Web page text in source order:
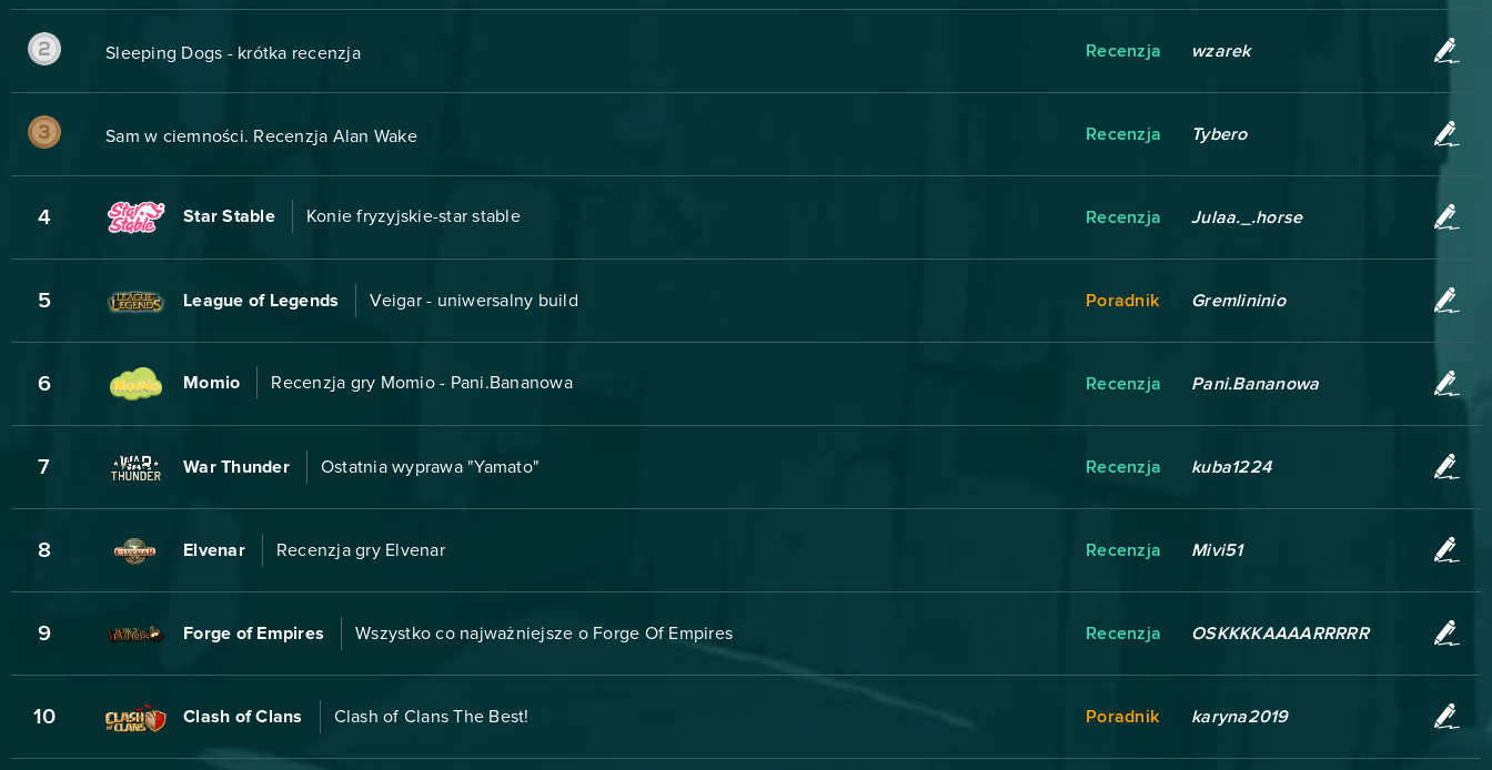
Sleeping Dogs - krótka recenzja Recenzja wzarek
Sam w ciemności. Recenzja Alan Wake Recenzja Tybero
4 Star Stable Konie fryzyjskie-star stable Recenzja Julaa._.horse
5 League of Legends Veigar - uniwersalny build Poradnik Gremlininio
6 Momio Recenzja gry Momio - Pani.Bananowa Recenzja Pani.Bananowa
7 War Thunder Ostatnia wyprawa "Yamato" Recenzja kuba1224
8 Elvenar Recenzja gry Elvenar Recenzja Mivi51
9 Forge of Empires Wszystko co najważniejsze o Forge Of Empires Recenzja OSKKKKAAAARRRRR
10 Clash of Clans Clash of Clans The Best! Poradnik karyna2019